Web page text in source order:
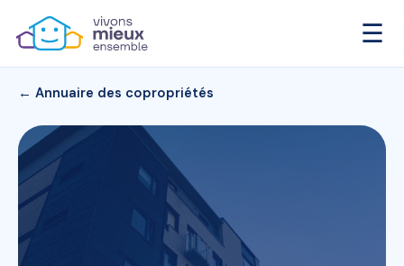
☰
← Annuaire des copropriétés